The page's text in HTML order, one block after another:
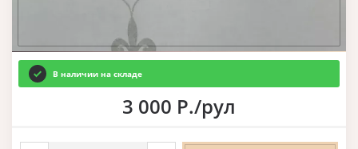
В наличии на складе
3 000 Р./рул